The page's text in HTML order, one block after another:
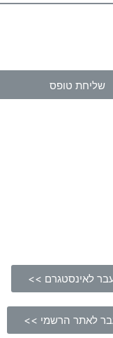
שליחת טופס
לאינסטגרם >>
לאתר הרשמי >>